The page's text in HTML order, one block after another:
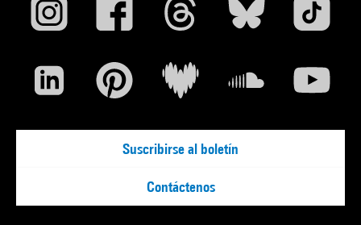
Suscribirse al boletín
Contáctenos